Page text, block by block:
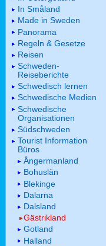
In Småland
Made in Sweden
Panorama
Regeln & Gesetze
Reisen
Schweden-
Reiseberichte
Schwedisch lernen
Schwedische Medien
Schwedische
Organisationen
Südschweden
Tourist Information
Büros
Ångermanland
Bohuslän
Blekinge
Dalarna
Dalsland
Gästrikland
Gotland
Halland